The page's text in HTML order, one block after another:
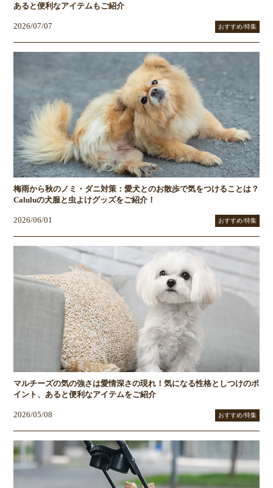
あると便利なアイテムもご紹介
2026/07/07 おすすめ/特集
梅雨から秋のノミ・ダニ対策：愛犬とのお散歩で気をつけることは？
Caluluの犬服と虫よけグッズをご紹介！
2026/06/01 おすすめ/特集
マルチーズの気の強さは愛情深さの現れ！気になる性格としつけのポ
イント、あると便利なアイテムをご紹介
2026/05/08 おすすめ/特集